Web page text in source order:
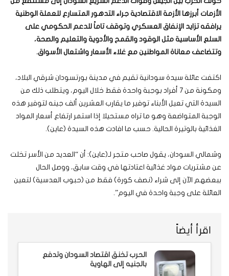
الأزمات أبرزها الأزمة الاقتصادية جراء التدهور المتسارع للعملة الوطنية
يرافقه تزايد الإنفاق العسكري وتوقف تاماً للدعم الحكومي على
السلع الأساسية مثل الوقود والقمح والأدوية والتعليم والصحة،
وتتضاعف معاناة المواطنين مع غلاء الأسعار واشتعال الأسواق.
اكتفت عائلة سيدة سودانية تقيم في مدينة بورتسودان شرقي البلاد،
ومكونة من 7 أفراد بوجبة واحدة فقط خلال اليوم، ويتطلب ذلك من
السيدة التي تعيل الأبناء توفير ما يقارب العشرين ألف جينه لتوفير هذه
الوجبة المتواضعة وهو ما تراه مستحيلا إذا استمر ارتفاع أسعار المواد
الغذائية بالوتيرة الحالية. حسب ما افادت هذه السيدة (عاين).
وشمالي السودان، يقول صاحب متجر لـ(عاين): أن “العديد من الأسر تخلت
عن مشتريات مواد غذائية اعتادتها في وقت سابق، ووصل الحال
ببعضهم الآن إلى شراء (نصف كورة) فقط من (حبوب العدسية) لتعين
العائلة على وجبة واحدة في اليوم”.
اقرأ أيضاً
الحرب تخنق اقتصاد السودان وتدفع
بالجنيه إلى الهاوية